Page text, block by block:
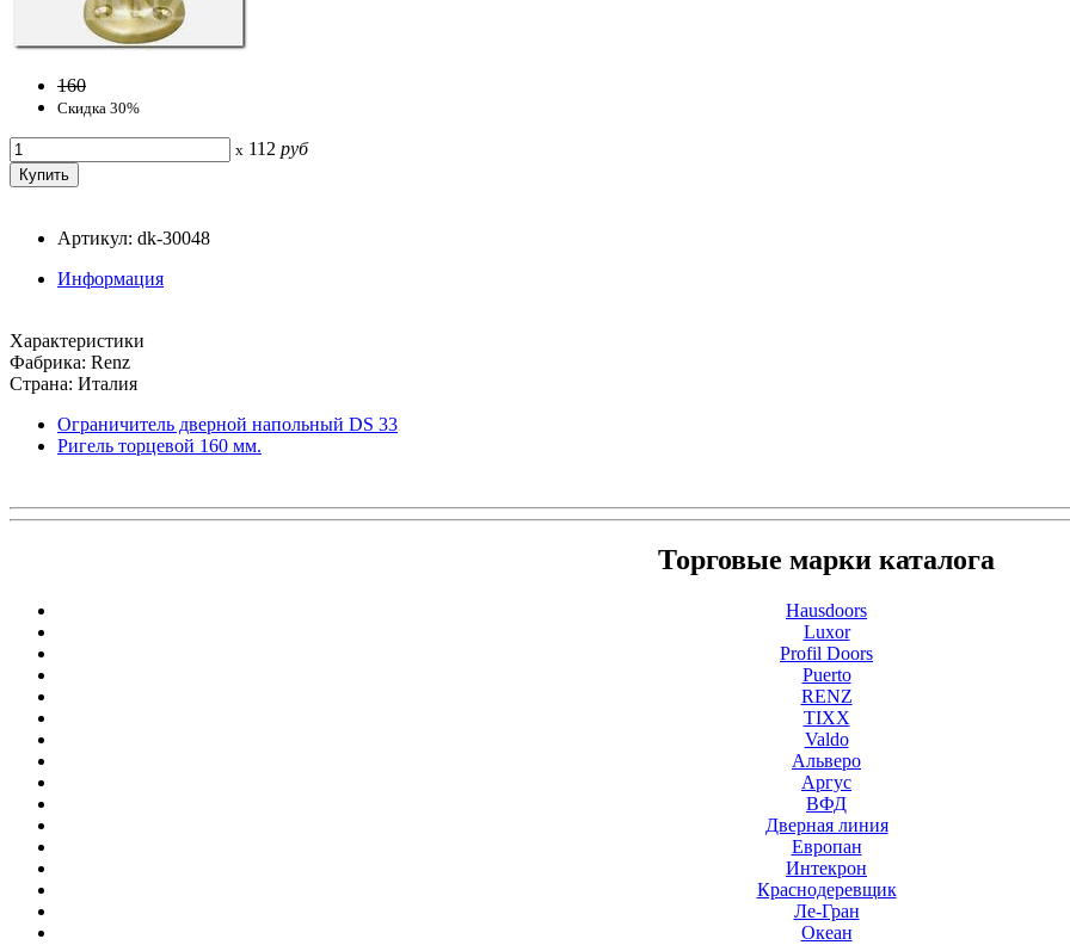
160
Скидка 30%
x 112 руб
Артикул: dk-30048
Информация
Характеристики
Фабрика: Renz
Страна: Италия
Ограничитель дверной напольный DS 33
Ригель торцевой 160 мм.
Торговые марки каталога
Hausdoors
Luxor
Profil Doors
Puerto
RENZ
TIXX
Valdo
Альверо
Аргус
ВФД
Дверная линия
Европан
Интекрон
Краснодеревщик
Ле-Гран
Океан